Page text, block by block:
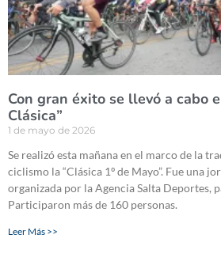
Con gran éxito se llevó a cabo
Clásica”
1 de mayo de 2026
Se realizó esta mañana en el marco de la
ciclismo la “Clásica 1º de Mayo”. Fue una
organizada por la Agencia Salta Deportes,
Participaron más de 160 personas.
Leer Más >>